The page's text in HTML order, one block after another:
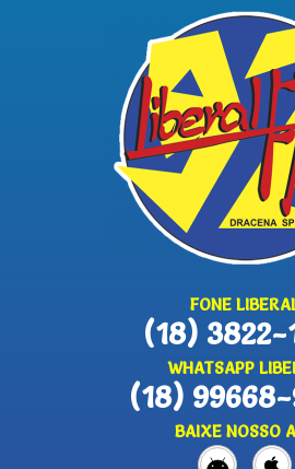
FONE
(18) 3822-
WHATSAPP
(18)
BAIXE NOSSO